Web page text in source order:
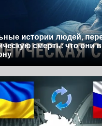
истории людей,
смерть: что они